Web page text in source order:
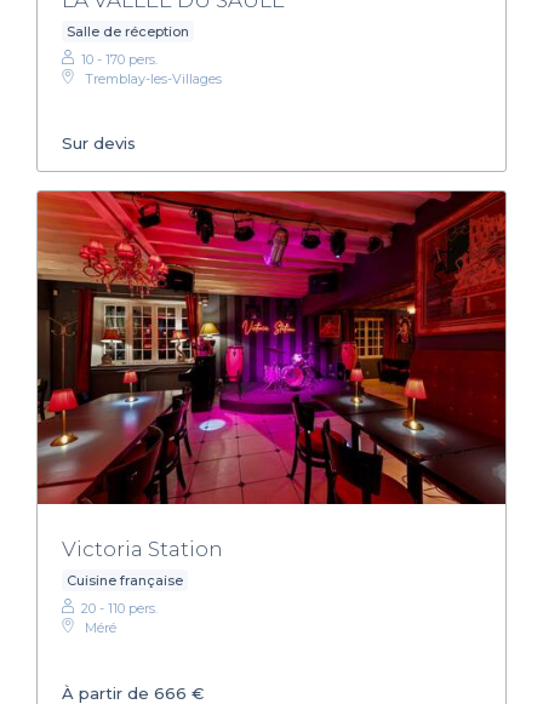
Salle de réception
10 - 170 pers.
Tremblay-les-Villages
Sur devis
Victoria Station
Cuisine française
20 - 110 pers.
Méré
À partir de 666 €